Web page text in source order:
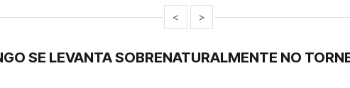
< >
SE LEVANTA SOBRENATURALMENTE NO